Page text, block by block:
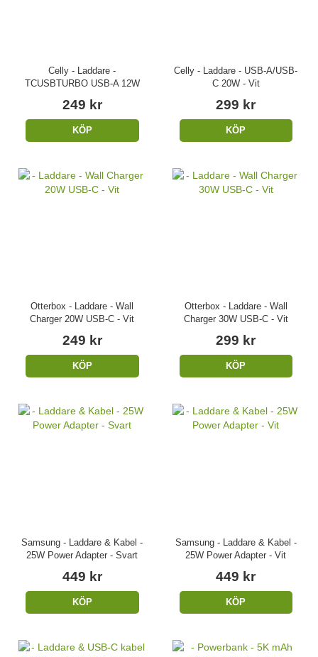
Celly - Laddare -
TCUSBTURBO USB-A 12W
249 kr
KÖP
Celly - Laddare - USB-A/USB-
C 20W - Vit
299 kr
KÖP
Otterbox - Laddare - Wall
Charger 20W USB-C - Vit
249 kr
KÖP
Otterbox - Laddare - Wall
Charger 30W USB-C - Vit
299 kr
KÖP
Samsung - Laddare & Kabel -
25W Power Adapter - Svart
449 kr
KÖP
Samsung - Laddare & Kabel -
25W Power Adapter - Vit
449 kr
KÖP